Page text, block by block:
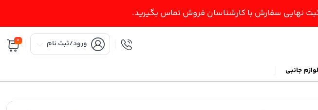
ثبت نهایی سفارش با کارشناسان فروش تماس بگیرید.
ورود/ثبت نام 0
لوازم جانبی